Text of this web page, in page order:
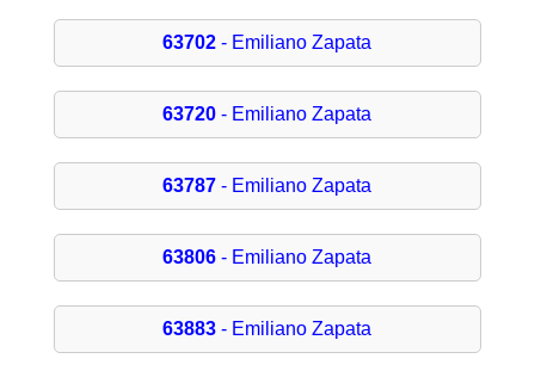
63702 - Emiliano Zapata
63720 - Emiliano Zapata
63787 - Emiliano Zapata
63806 - Emiliano Zapata
63883 - Emiliano Zapata